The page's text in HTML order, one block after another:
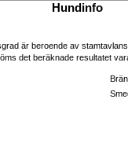
Hundinfo
är beroende av
det beräknade resultatet